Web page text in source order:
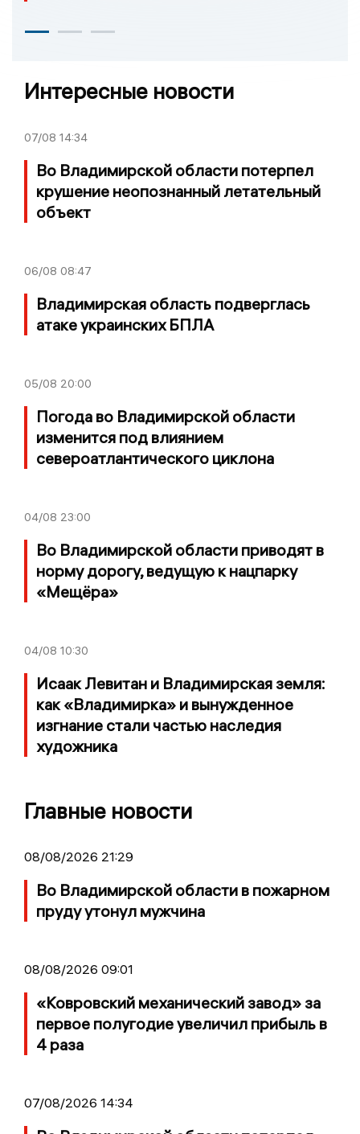
Интересные новости
07/08 14:34
Во Владимирской области потерпел
крушение неопознанный летательный
объект
06/08 08:47
Владимирская область подверглась
атаке украинских БПЛА
05/08 20:00
Погода во Владимирской области
изменится под влиянием
североатлантического циклона
04/08 23:00
Во Владимирской области приводят в
норму дорогу, ведущую к нацпарку
«Мещёра»
04/08 10:30
Исаак Левитан и Владимирская земля:
как «Владимирка» и вынужденное
изгнание стали частью наследия
художника
Главные новости
08/08/2026 21:29
Во Владимирской области в пожарном
пруду утонул мужчина
08/08/2026 09:01
«Ковровский механический завод» за
первое полугодие увеличил прибыль в
4 раза
07/08/2026 14:34